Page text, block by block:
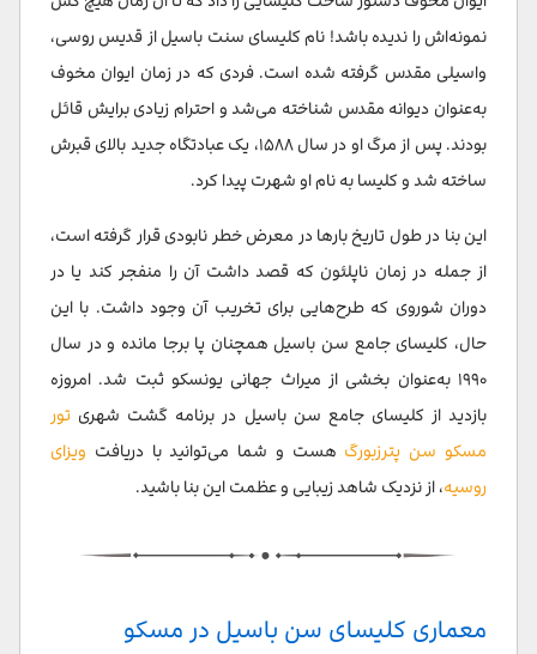
نمونه‌اش را ندیده باشد! نام کلیسای سنت باسیل از قدیس روسی،
واسیلی مقدس گرفته شده است. فردی که در زمان ایوان مخوف
به‌عنوان دیوانه مقدس شناخته می‌شد و احترام زیادی برایش قائل
بودند. پس از مرگ او در سال ۱۵۸۸، یک عبادتگاه جدید بالای قبرش
ساخته شد و کلیسا به نام او شهرت پیدا کرد.
این بنا در طول تاریخ بارها در معرض خطر نابودی قرار گرفته است،
از جمله در زمان ناپلئون که قصد داشت آن را منفجر کند یا در
دوران شوروی که طرح‌هایی برای تخریب آن وجود داشت. با این
حال، کلیسای جامع سن باسیل همچنان پا برجا مانده و در سال
۱۹۹۰ به‌عنوان بخشی از میراث جهانی یونسکو ثبت شد. امروزه
بازدید از کلیسای جامع سن باسیل در برنامه گشت شهری تور
مسکو سن پترزبورگ هست و شما می‌توانید با دریافت ویزای
روسیه، از نزدیک شاهد زیبایی و عظمت این بنا باشید.
معماری کلیسای سن باسیل در مسکو